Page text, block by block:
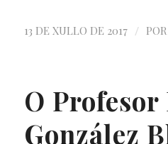
13 DE XULLO DE 2017 / POR
O
González